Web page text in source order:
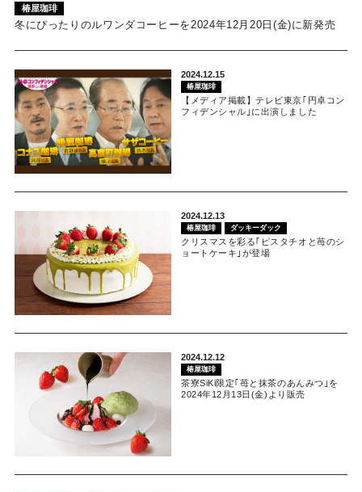
椿屋珈琲
冬にぴったりのルワンダコーヒーを2024年12月20日(金)に新発売
2024.12.15
椿屋珈琲
【メディア掲載】テレビ東京｢円卓コン
フィデンシャル｣に出演しました
2024.12.13
椿屋珈琲 ダッキーダック
クリスマスを彩る｢ピスタチオと苺のシ
ョートケーキ｣が登場
2024.12.12
椿屋珈琲
茶寮SiKi限定｢苺と抹茶のあんみつ｣を
2024年12月13日(金)より販売